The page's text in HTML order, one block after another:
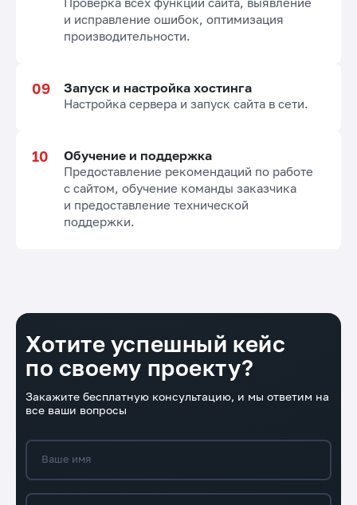
и исправление ошибок, оптимизация
производительности.
Запуск и настройка хостинга
Настройка сервера и запуск сайта в сети.
Обучение и поддержка
Предоставление рекомендаций по работе
с сайтом, обучение команды заказчика
и предоставление технической
поддержки.
Хотите успешный кейс
по своему проекту?
Закажите бесплатную консультацию, и мы ответим на
все ваши вопросы
Ваше имя